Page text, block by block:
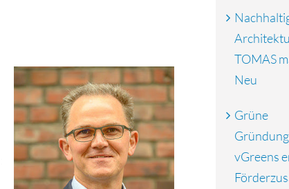
TOMAS
Neu
Grüne
vGreens